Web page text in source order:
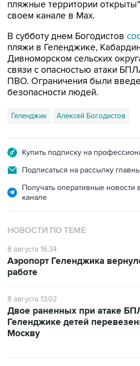
пляжные территории
своем канале в Max.
В субботу днем Богодистов
пляжи в Геленджике,
Дивноморском сельских
связи с опасностью атаки
ПВО. Ограничения были
безопасности людей.
Геленджик Алексей Богодистов
Купить подписку на
Подписаться на рассылку
Получать оперативные
канале
НОВОСТИ ПО ТЕМЕ
8 августа 16:34
Аэропорт Геленджика
работе
8 августа 13:02
Двое раненных при атаке
Геленджике детей
Москву